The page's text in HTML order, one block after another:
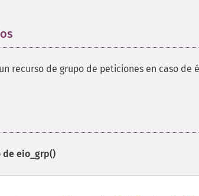
recurso de grupo de peticiones en caso de
de eio_grp()